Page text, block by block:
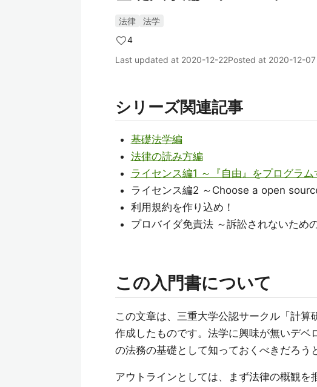
法律
法学
4
Last updated at 2020-12-22Posted at 2020-12-07
シリーズ関連記事
基礎法学編
法律の読み方編
ライセンス編1 ～『自由』をプログラム
ライセンス編2 ～Choose a open
利用規約を作り込め！
プロバイダ免責法 ～訴訟されないため
この入門書について
この文章は、三重大学公認サークル「計
作成したものです。法学に興味が無いデ
の法務の基礎として知っておくべきだろう
アウトラインとしては、まず法律の概観